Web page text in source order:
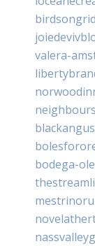
valera-
bodega-